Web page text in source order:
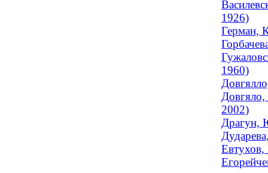
1926)
Герман,
1960)
2002)
Драгун,
Евтухов,